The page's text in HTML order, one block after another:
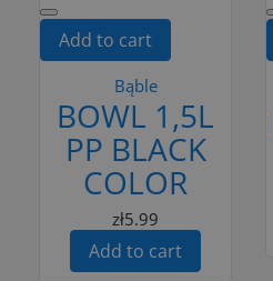
Add to cart
Bąble
BOWL 1,5L
PP BLACK
COLOR
zł5.99
Add to cart